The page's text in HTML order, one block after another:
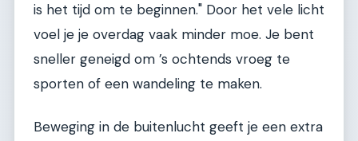
is het tijd om te beginnen." Door het vele licht
voel je je overdag vaak minder moe. Je bent
sneller geneigd om ’s ochtends vroeg te
sporten of een wandeling te maken.
Beweging in de buitenlucht geeft je een extra